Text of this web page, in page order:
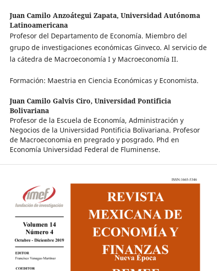
Juan Camilo Anzoátegui Zapata, Universidad Autónoma
Latinoamericana
Profesor del Departamento de Economía. Miembro del
grupo de investigaciones económicas Ginveco. Al servicio de
la cátedra de Macroeconomía I y Macroeconomía II.
Formación: Maestria en Ciencia Económicas y Economista.
Juan Camilo Galvis Ciro, Universidad Pontificia
Bolivariana
Profesor de la Escuela de Economía, Administración y
Negocios de la Universidad Pontificia Bolivariana. Profesor
de Macroeconomia en pregrado y posgrado. Phd en
Economía Universidad Federal de Fluminense.